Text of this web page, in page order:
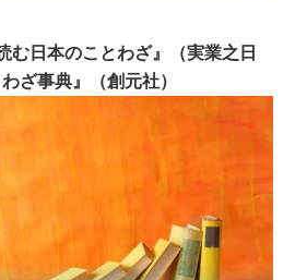
日本のことわざ』（実業之日
ざ事典』（創元社）